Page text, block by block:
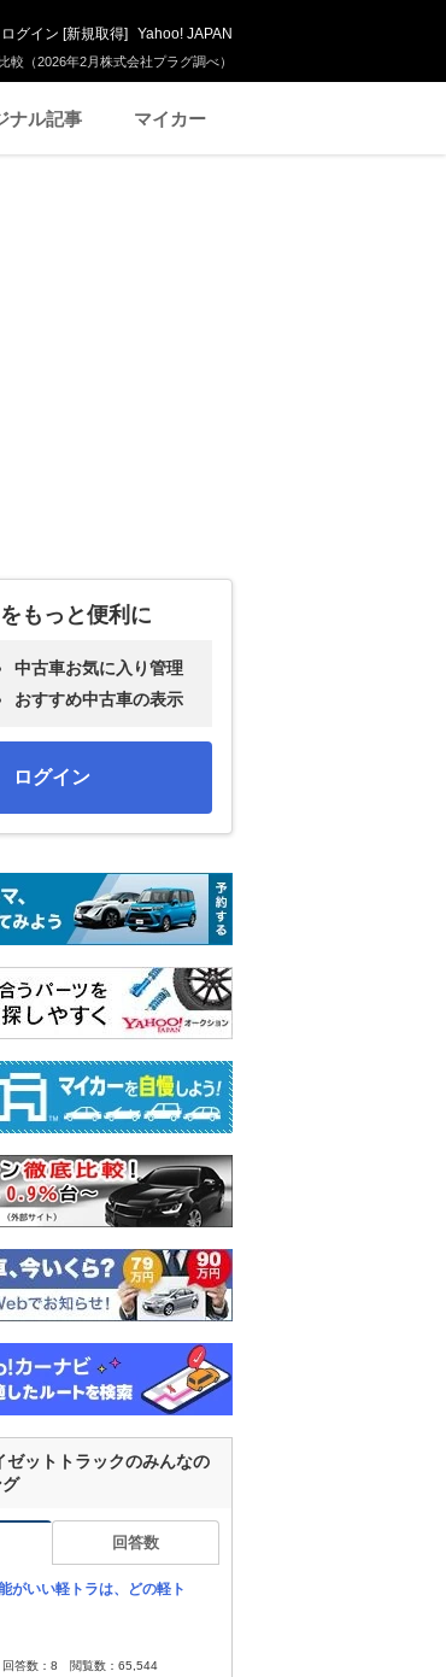
（2026年2月株式会社プラグ調べ）
ログイン [新規取得] Yahoo! JAPAN
ナル記事 マイカー
もっと便利に
中古車お気に入り管理
おすすめ中古車の表示
ログイン
ゼットトラックのみんなの
回答数
がいい軽トラは、どの軽ト
回答数： 8 閲覧数： 65,544